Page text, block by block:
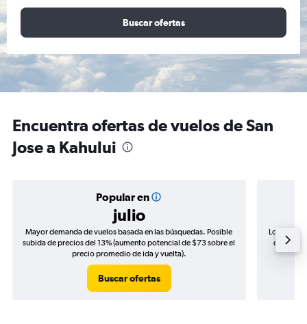
Buscar ofertas
Encuentra ofertas de vuelos de San
Jose a Kahului
Popular en
julio
Mayor demanda de vuelos basada en las búsquedas. Posible
subida de precios del 13% (aumento potencial de $73 sobre el
precio promedio de ida y vuelta).
Buscar ofertas
Los
de